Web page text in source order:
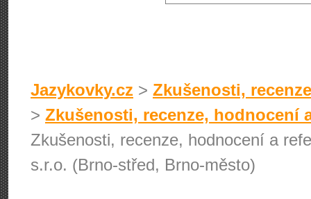
Jazykovky.cz > Zkušenosti,
> Zkušenosti, recenze, hodnocení
Zkušenosti, recenze, hodnocení a
s.r.o. (Brno-střed, Brno-město)